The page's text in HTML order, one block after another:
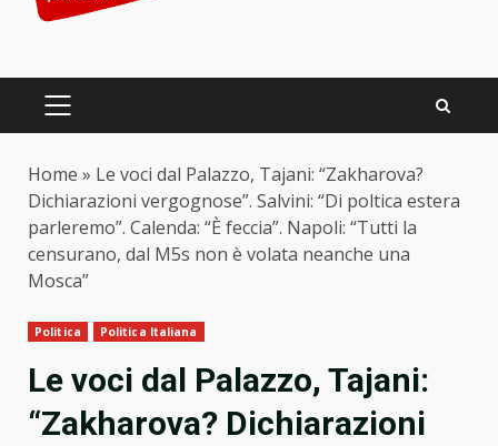
PRIMARY
Home » Le voci dal Palazzo, Tajani: “Zakharova?
Dichiarazioni vergognose”. Salvini: “Di poltica estera
parleremo”. Calenda: “È feccia”. Napoli: “Tutti la
censurano, dal M5s non è volata neanche una
Mosca”
Politica Politica Italiana
Le voci dal Palazzo, Tajani:
“Zakharova? Dichiarazioni